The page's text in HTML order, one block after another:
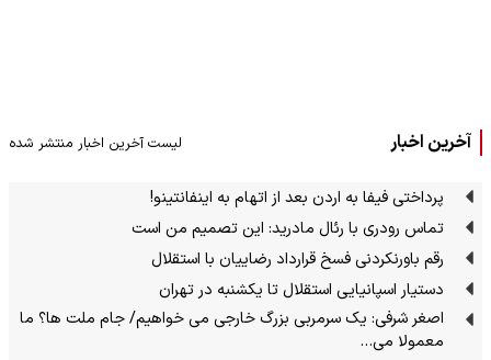
آخرین اخبار لیست آخرین اخبار منتشر شده
پرداختی فیفا به اردن بعد از اتهام به اینفانتینو!
تماس رودری با رئال مادرید: این تصمیم من است
رقم باورنکردنی فسخ قرارداد رضاییان با استقلال
دستیار اسپانیایی استقلال تا یکشنبه در تهران
اصغر شرفی: یک سرمربی بزرگ خارجی می خواهیم/ جام ملت ها؟ ما
معمولا می…